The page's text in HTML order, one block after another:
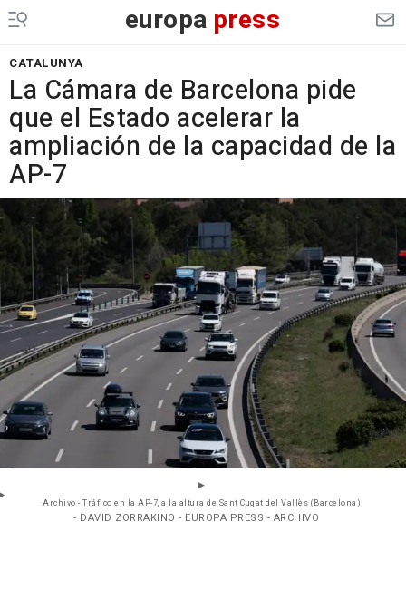
europa press
CATALUNYA
La Cámara de Barcelona pide
que el Estado acelerar la
ampliación de la capacidad de la
AP-7
Archivo - Tráfico en la AP-7, a la altura de Sant Cugat del Vallès (Barcelona).
- DAVID ZORRAKINO - EUROPA PRESS - ARCHIVO